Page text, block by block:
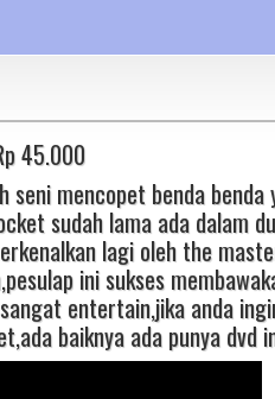
45.000
seni mencopet benda benda
sudah lama ada dalam
lagi oleh the
ini sukses
entertain,jika anda
baiknya ada punya dvd